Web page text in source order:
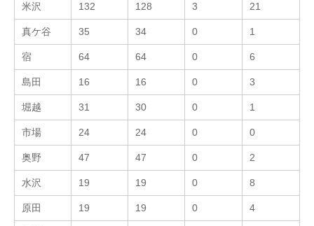
米沢 132 128 3 21
真ケ谷 35 34 0 1
宿 64 64 0 6
島田 16 16 0 3
堀越 31 30 0 1
市場 24 24 0 0
奥野 47 47 0 2
水沢 19 19 0 8
原田 19 19 0 4